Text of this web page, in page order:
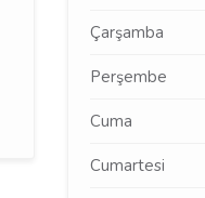
Çarşamba
Perşembe
Cuma
Cumartesi